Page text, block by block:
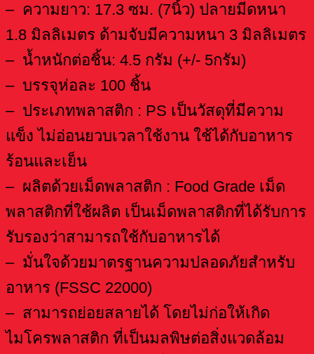
– ความยาว: 17.3 ซม. (7นิ้ว) ปลายมีดหนา
1.8 มิลลิเมตร ด้ามจับมีความหนา 3 มิลลิเมตร
– น้ำหนักต่อชิ้น: 4.5 กรัม (+/- 5กรัม)
– บรรจุห่อละ 100 ชิ้น
– ประเภทพลาสติก : PS เป็นวัสดุที่มีความ
แข็ง ไม่อ่อนยวบเวลาใช้งาน ใช้ได้กับอาหาร
ร้อนและเย็น
– ผลิตด้วยเม็ดพลาสติก : Food Grade เม็ด
พลาสติกที่ใช้ผลิต เป็นเม็ดพลาสติกที่ได้รับการ
รับรองว่าสามารถใช้กับอาหารได้
– มั่นใจด้วยมาตรฐานความปลอดภัยสำหรับ
อาหาร (FSSC 22000)
– สามารถย่อยสลายได้ โดยไม่ก่อให้เกิด
ไมโครพลาสติก ที่เป็นมลพิษต่อสิ่งแวดล้อม